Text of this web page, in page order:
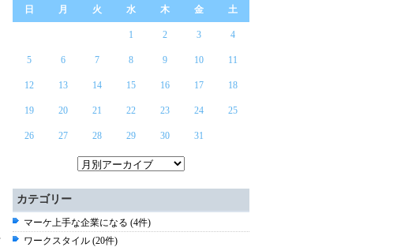
日 月 火 水 木 金 土
1 2 3 4
5 6 7 8 9 10 11
12 13 14 15 16 17 18
19 20 21 22 23 24 25
26 27 28 29 30 31
カテゴリー
マーケ上手な企業になる (4件)
ワークスタイル (20件)